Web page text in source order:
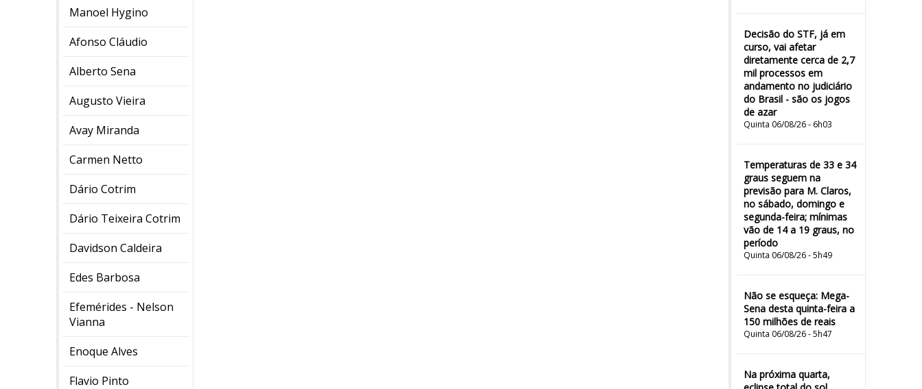
Manoel Hygino
Afonso Cláudio
Alberto Sena
Augusto Vieira
Avay Miranda
Carmen Netto
Dário Cotrim
Dário Teixeira Cotrim
Davidson Caldeira
Edes Barbosa
Efemérides - Nelson
Vianna
Enoque Alves
Flavio Pinto
Decisão do STF, já em
curso, vai afetar
diretamente cerca de 2,7
mil processos em
andamento no judiciário
do Brasil - são os jogos
de azar
Quinta 06/08/26 - 6h03
Temperaturas de 33 e 34
graus seguem na
previsão para M. Claros,
no sábado, domingo e
segunda-feira; mínimas
vão de 14 a 19 graus, no
período
Quinta 06/08/26 - 5h49
Não se esqueça: Mega-
Sena desta quinta-feira a
150 milhões de reais
Quinta 06/08/26 - 5h47
Na próxima quarta,